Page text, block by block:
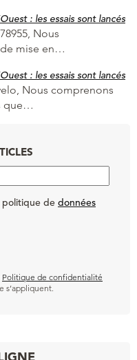
: les essais sont lancés
Nous
mise en…
: les essais sont lancés
Nous comprenons
que…
politique de données
Politique de confidentialité
s’appliquent.